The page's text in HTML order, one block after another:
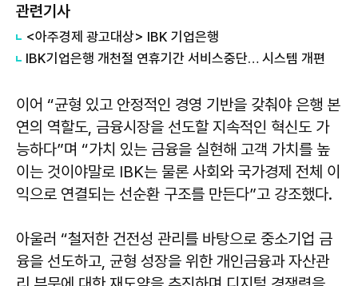
관련기사
<아주경제 광고대상> IBK 기업은행
IBK​기업은행 개천절 연휴기간 서비스중단… 시스템 개편
이어 “균형 있고 안정적인 경영 기반을 갖춰야 은행 본
연의 역할도, 금융시장을 선도할 지속적인 혁신도 가
능하다”며 “가치 있는 금융을 실현해 고객 가치를 높
이는 것이야말로 IBK는 물론 사회와 국가경제 전체 이
익으로 연결되는 선순환 구조를 만든다”고 강조했다.
아울러 “철저한 건전성 관리를 바탕으로 중소기업 금
융을 선도하고, 균형 성장을 위한 개인금융과 자산관